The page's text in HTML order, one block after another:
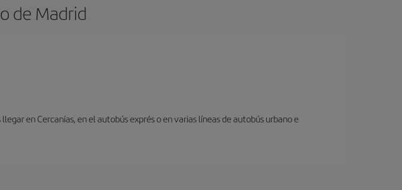
de Madrid
en Cercanías, en el autobús exprés o en varias líneas de autobús urbano e